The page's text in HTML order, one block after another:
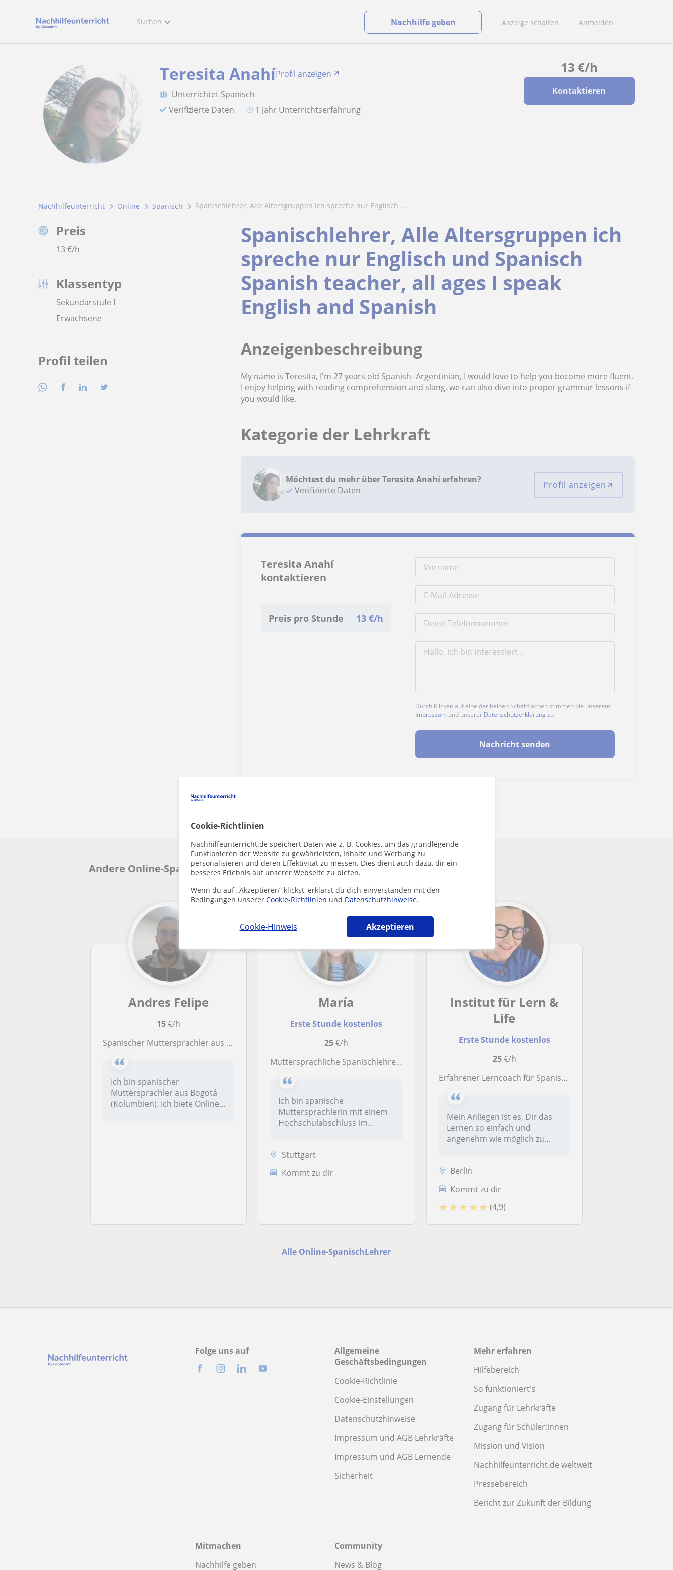
Cookie-Richtlinien
Nachhilfeunterricht.de speichert Daten wie z. B. Cookies, um das grundlegende
Funktionieren der Website zu gewährleisten, Inhalte und Werbung zu
personalisieren und deren Effektivität zu messen. Dies dient auch dazu, dir ein
besseres Erlebnis auf unserer Webseite zu bieten.
Wenn du auf „Akzeptieren” klickst, erklärst du dich einverstanden mit den
Bedingungen unserer Cookie-Richtlinien und Datenschutzhinweise.
Cookie-Hinweis Akzeptieren
Suchen Anzeige schalten Anmelden
Nachhilfe geben
13 €/h
Kontaktieren
Teresita AnahíProfil anzeigen
Unterrichtet Spanisch
Verifizierte Daten
1 Jahr Unterrichtserfahrung
Nachhilfeunterricht Online Spanisch Spanischlehrer, Alle Altersgruppen ich spreche nur Englisch ...
Preis
13 €/h
Klassentyp
Sekundarstufe I
Erwachsene
Profil teilen
Spanischlehrer, Alle Altersgruppen ich
spreche nur Englisch und Spanisch
Spanish teacher, all ages I speak
English and Spanish
Anzeigenbeschreibung
My name is Teresita, I'm 27 years old Spanish- Argentinian, I would love to help you become more fluent.
I enjoy helping with reading comprehension and slang, we can also dive into proper grammar lessons if
you would like.
Kategorie der Lehrkraft
Möchtest du mehr über Teresita Anahí erfahren?
Verifizierte Daten
Profil anzeigen
Teresita Anahí
kontaktieren
Preis pro Stunde 13 €/h
Durch Klicken auf eine der beiden Schaltflächen stimmen Sie unserem
Impressum und unserer Datenschutzerklärung zu
Nachricht senden
Andere Online-SpanischLehrer die dich interessieren könnten
Andres Felipe
15€/h
Spanischer Muttersprachler aus Bogotá bietet Online-Spanischunterricht für Anfänger und Mittelstufe an.
Ich bin spanischer
Muttersprachler aus Bogotá
(Kolumbien). Ich biete Online-
María
Erste Stunde kostenlos
25€/h
Muttersprachliche Spanischlehrerin – Online-Unterricht auf Englisch für alle Niveaus
Ich bin spanische
Muttersprachlerin mit einem
Hochschulabschluss im
Stuttgart
Kommt zu dir
Institut für Lern &
Life
Erste Stunde kostenlos
25€/h
Erfahrener Lerncoach für Spanisch und Französisch. Nachhilfelehrerin
Mein Anliegen ist es, Dir das
Lernen so einfach und
angenehm wie möglich zu
Berlin
Kommt zu dir
★ ★ ★ ★ ★ (4,9)
Alle Online-SpanischLehrer
Folge uns auf
Allgemeine
Geschäftsbedingungen
Cookie-Richtlinie
Cookie-Einstellungen
Datenschutzhinweise
Impressum und AGB Lehrkräfte
Impressum und AGB Lernende
Sicherheit
Mehr erfahren
Hilfebereich
So funktioniert's
Zugang für Lehrkräfte
Zugang für Schüler:innen
Mission und Vision
Nachhilfeunterricht.de weltweit
Pressebereich
Bericht zur Zukunft der Bildung
Mitmachen
Nachhilfe geben
Community
News & Blog